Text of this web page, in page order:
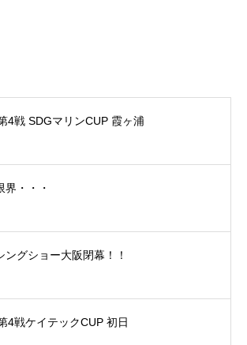
4戦 SDGマリンCUP 霞ヶ浦
界・・・
ングショー大阪閉幕！！
4戦ケイテックCUP 初日